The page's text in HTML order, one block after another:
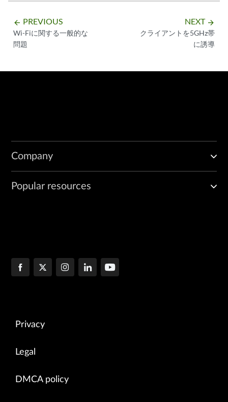
arrow_backward PREVIOUS
Wi-Fiに関する一般的な
問題
NEXT arrow_forward
クライアントを5GHz帯
に誘導
Company
Popular resources
Privacy
Legal
DMCA policy